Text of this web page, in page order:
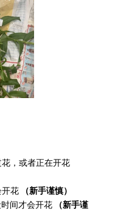
，或者正在开花
开花
（新手谨慎）
间才会开花
（新手谨